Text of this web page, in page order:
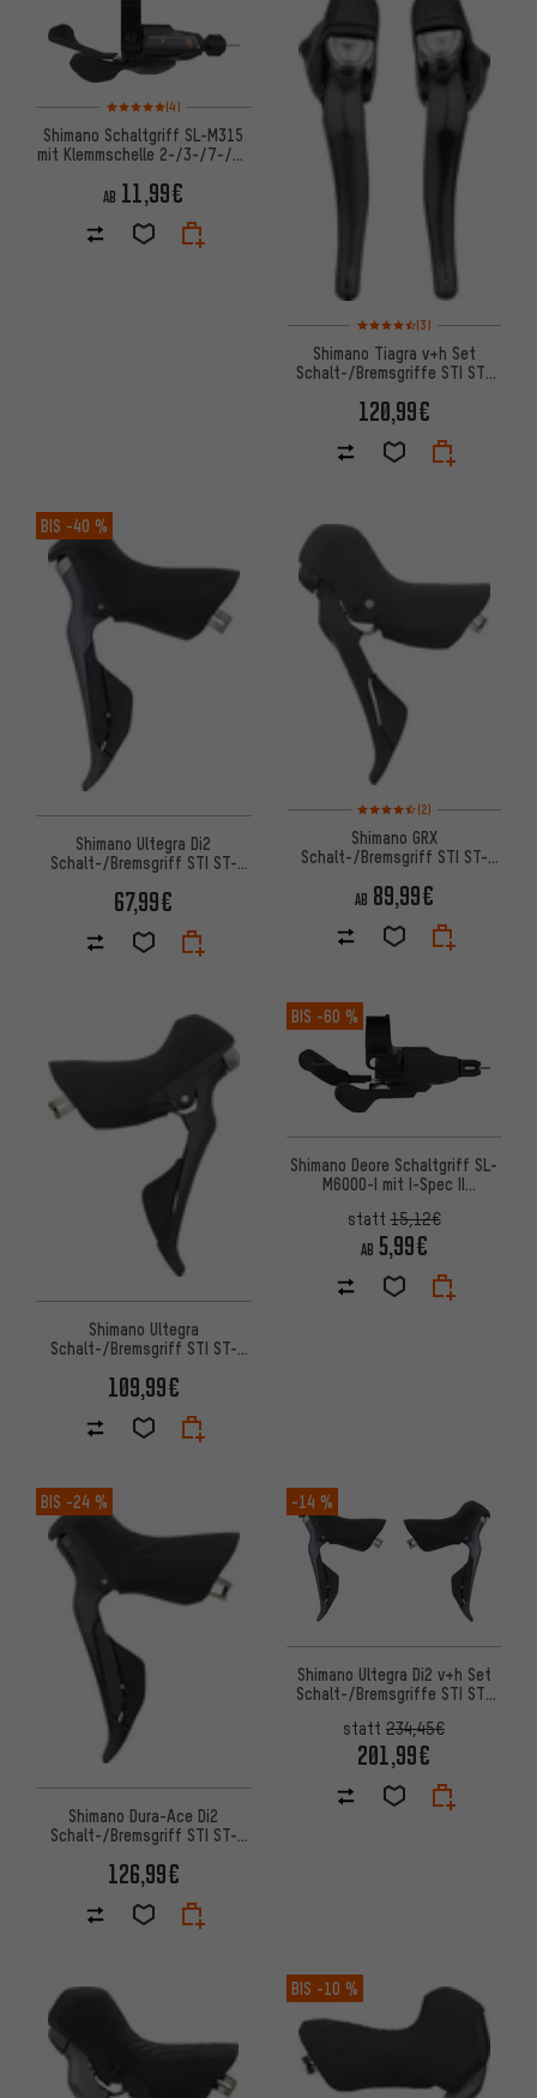
Bewertungen: 5 von 5 basierend auf 4 Bewertungen
(4)
Shimano Schaltgriff SL-M315
mit Klemmschelle 2-/3-/7-/8-
AB 11,99€
Bewertungen: 4,5 von 5
(3)
Shimano Tiagra v+h Set
Schalt-/Bremsgriffe STI ST-
120,99€
BIS -40 %
Shimano Ultegra Di2
Schalt-/Bremsgriff STI ST-
67,99€
Bewertungen: 4,5 von 5
(2)
Shimano GRX
Schalt-/Bremsgriff STI ST-
AB 89,99€
Shimano Ultegra
Schalt-/Bremsgriff STI ST-
109,99€
BIS -60 %
Shimano Deore Schaltgriff SL-
M6000-I mit I-Spec II
statt15,12€
AB 5,99€
BIS -24 %
Shimano Dura-Ace Di2
Schalt-/Bremsgriff STI ST-
126,99€
-14 %
Shimano Ultegra Di2 v+h Set
Schalt-/Bremsgriffe STI ST-
statt 234,45€
201,99€
BIS -10 %